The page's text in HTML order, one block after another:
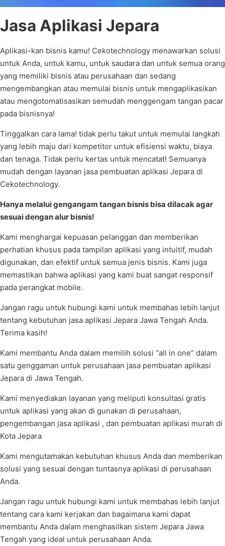
Jasa Aplikasi Jepara
Aplikasi-kan bisnis kamu! Cekotechnology menawarkan solusi
untuk Anda, untuk kamu, untuk saudara dan untuk semua orang
yang memiliki bisnis atau perusahaan dan sedang
mengembangkan atau memulai bisnis untuk mengaplikasikan
atau mengotomatisasikan semudah menggengam tangan pacar
pada bisnisnya!
Tinggalkan cara lama! tidak perlu takut untuk memulai langkah
yang lebih maju dari kompetitor untuk efisiensi waktu, biaya
dan tenaga. Tidak perlu kertas untuk mencatat! Semuanya
mudah dengan layanan jasa pembuatan aplikasi Jepara di
Cekotechnology.
Hanya melalui gengangam tangan bisnis bisa dilacak agar
sesuai dengan alur bisnis!
Kami menghargai kepuasan pelanggan dan memberikan
perhatian khusus pada tampilan aplikasi yang intuitif, mudah
digunakan, dan efektif untuk semua jenis bisnis. Kami juga
memastikan bahwa aplikasi yang kami buat sangat responsif
pada perangkat mobile.
Jangan ragu untuk hubungi kami untuk membahas lebih lanjut
tentang kebutuhan jasa aplikasi Jepara Jawa Tengah Anda.
Terima kasih!
Kami membantu Anda dalam memilih solusi “all in one” dalam
satu genggaman untuk perusahaan jasa pembuatan aplikasi
Jepara di Jawa Tengah.
Kami menyediakan layanan yang meliputi konsultasi gratis
untuk aplikasi yang akan di gunakan di perusahaan,
pengembangan jasa aplikasi , dan pembuatan aplikasi murah di
Kota Jepara
Kami mengutamakan kebutuhan khusus Anda dan memberikan
solusi yang sesuai dengan tuntasnya aplikasi di perusahaan
Anda.
Jangan ragu untuk hubungi kami untuk membahas lebih lanjut
tentang cara kami kerjakan dan bagaimana kami dapat
membantu Anda dalam menghasilkan sistem Jepara Jawa
Tengah yang ideal untuk perusahaan Anda.